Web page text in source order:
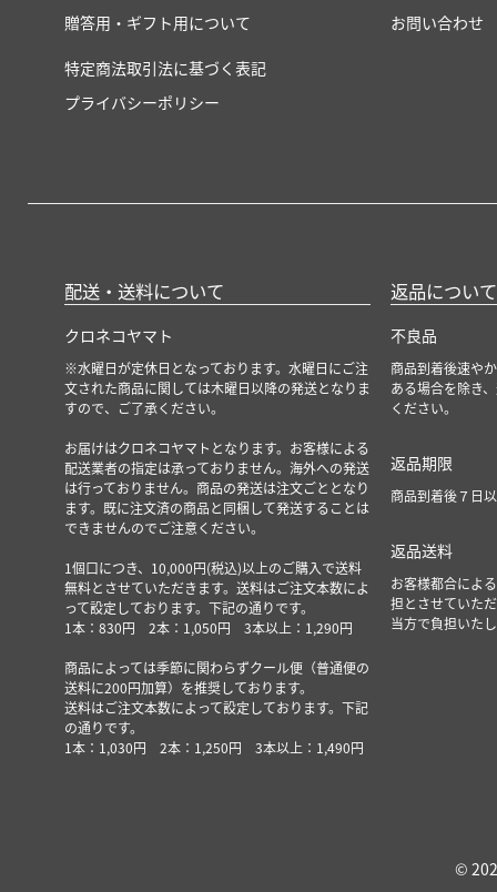
贈答用・ギフト用について
特定商法取引法に基づく表記
プライバシーポリシー
お問い合わせ
配送・送料について
クロネコヤマト
※水曜日が定休日となっております。水曜日にご注
文された商品に関しては木曜日以降の発送となりま
すので、ご了承ください。
お届けはクロネコヤマトとなります。お客様による
配送業者の指定は承っておりません。海外への発送
は行っておりません。商品の発送は注文ごととなり
ます。既に注文済の商品と同梱して発送することは
できませんのでご注意ください。
1個口につき、10,000円(税込)以上のご購入で送料
無料とさせていただきます。送料はご注文本数によ
って設定しております。下記の通りです。
1本：830円 2本：1,050円 3本以上：1,290円
商品によっては季節に関わらずクール便（普通便の
送料に200円加算）を推奨しております。
送料はご注文本数によって設定しております。下記
の通りです。
1本：1,030円 2本：1,250円 3本以上：1,490円
返品について
不良品
商品到着後速や
ある場合を除き
ください。
返品期限
商品到着後７日
返品送料
お客様都合によ
担とさせていた
当方で負担いた
©